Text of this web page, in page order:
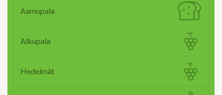
Aamupala
Alkupala
Hedelmät